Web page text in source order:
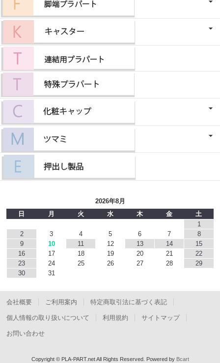
2026年8月
日
月 火 水 木 金
土
1
2
3 4 5 6 7
8
9
10 11 12 13 14
15
16
17 18 19 20 21
22
23
24 25 26 27 28
29
30
31
会社概要 ご利用案内 特定商取引法に基づく表記
個人情報の取り扱いについて 利用規約 サイトマップ
お問い合わせ
Copyright © PLA-PART.net All Rights Reserved. Powered by Bcart